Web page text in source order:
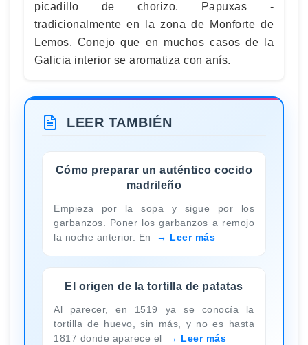
picadillo de chorizo. Papuxas -
tradicionalmente en la zona de Monforte de
Lemos. Conejo que en muchos casos de la
Galicia interior se aromatiza con anís.
LEER TAMBIÉN
Cómo preparar un auténtico cocido
madrileño
Empieza por la sopa y sigue por los
garbanzos. Poner los garbanzos a remojo
la noche anterior. En
Leer más
El origen de la tortilla de patatas
Al parecer, en 1519 ya se conocía la
tortilla de huevo, sin más, y no es hasta
1817 donde aparece el
Leer más